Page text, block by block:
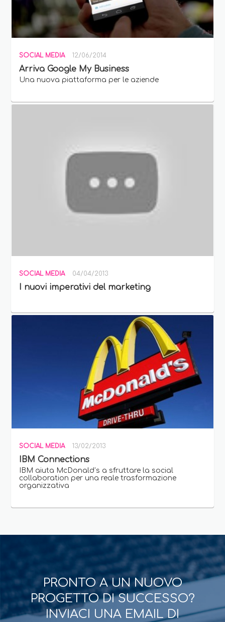
SOCIAL MEDIA 12/06/2014
Arriva Google My Business
Una nuova piattaforma per le aziende
SOCIAL MEDIA 04/04/2013
I nuovi imperativi del marketing
SOCIAL MEDIA 13/02/2013
IBM Connections
IBM aiuta McDonald’s a sfruttare la social
collaboration per una reale trasformazione
organizzativa
PRONTO A UN NUOVO
PROGETTO DI SUCCESSO?
INVIACI UNA EMAIL DI